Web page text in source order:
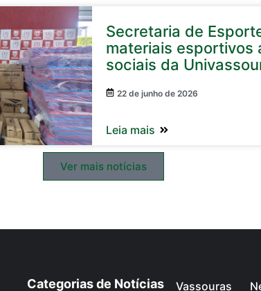
Secretaria de
materiais esportivos
sociais da
22 de junho de 2026
Leia mais
Ver mais notícias
Categorias de Notícias Vassouras